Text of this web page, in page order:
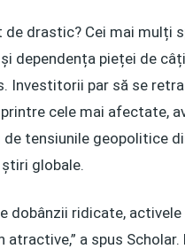
de drastic? Cei mai mulți
dependența pieței de
Investitorii par să se
cele mai afectate,
tensiunile geopolitice
globale.
dobânzii ridicate,
atractive,” a spus